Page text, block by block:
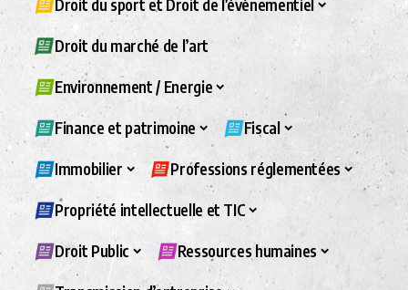
Droit du sport et Droit de l’évènementiel
Droit du marché de l’art
Environnement / Energie
Finance et patrimoine Fiscal
Immobilier Professions réglementées
Propriété intellectuelle et TIC
Droit Public Ressources humaines